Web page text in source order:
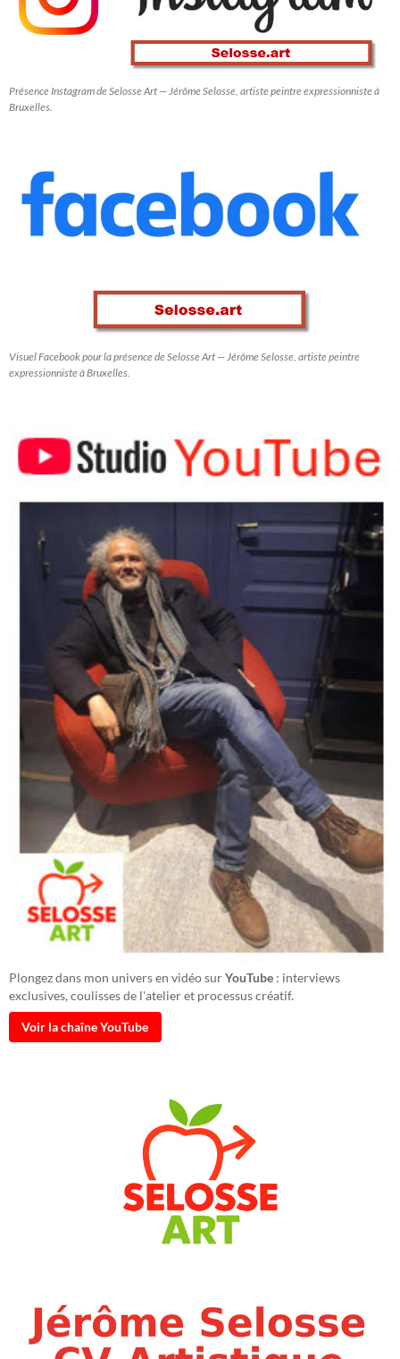
Présence Instagram de Selosse Art — Jérôme Selosse, artiste peintre expressionniste à
Bruxelles.
Visuel Facebook pour la présence de Selosse Art — Jérôme Selosse, artiste peintre
expressionniste à Bruxelles.
Plongez dans mon univers en vidéo surYouTube : interviews
exclusives, coulisses de l'atelier et processus créatif.
Voir la chaîne YouTube